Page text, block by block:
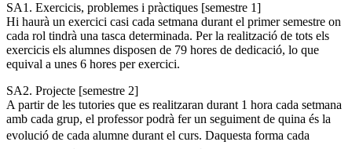
SA1. Exercicis, problemes i pràctiques [semestre 1]
Hi haurà un exercici casi cada setmana durant el primer semestre on
cada rol tindrà una tasca determinada. Per la realització de tots els
exercicis els alumnes disposen de 79 hores de dedicació, lo que
equival a unes 6 hores per exercici.
SA2. Projecte [semestre 2]
A partir de les tutories que es realitzaran durant 1 hora cada setmana
amb cada grup, el professor podrà fer un seguiment de quina és la
evolució de cada alumne durant el curs. Daquesta forma cada